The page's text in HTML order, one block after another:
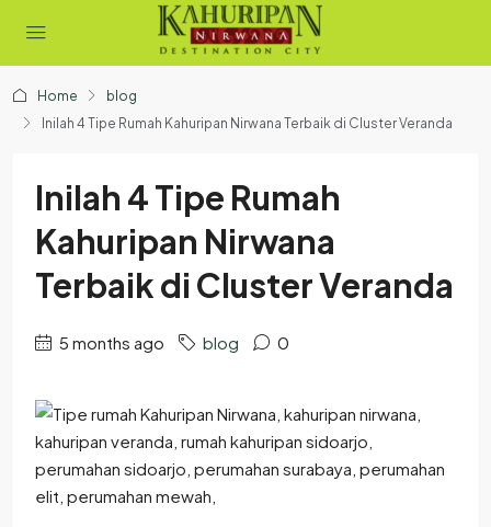
Home
blog
Inilah 4 Tipe Rumah Kahuripan Nirwana Terbaik di Cluster Veranda
Inilah 4 Tipe Rumah
Kahuripan Nirwana
Terbaik di Cluster Veranda
5 months ago blog 0